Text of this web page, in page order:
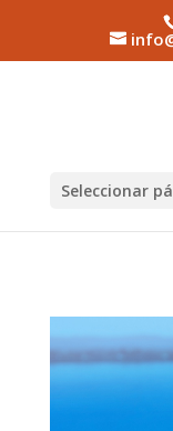
Seleccionar